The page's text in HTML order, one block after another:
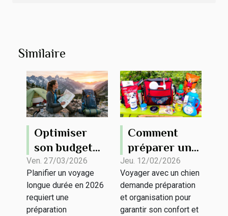
Similaire
Optimiser
son budget
pour un
voyage
longue durée
en 2026
Ven. 27/03/2026
Planifier un voyage
longue durée en 2026
requiert une
préparation
Comment
préparer un
kit de voyage
pour votre
chien ?
Jeu. 12/02/2026
Voyager avec un chien
demande préparation
et organisation pour
garantir son confort et